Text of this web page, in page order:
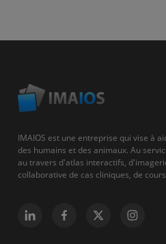
IMAIOS est une entreprise qui vise à
des humains et des animaux. Au
au travers d'atlas interactifs,
collaborative de cas cliniques, de